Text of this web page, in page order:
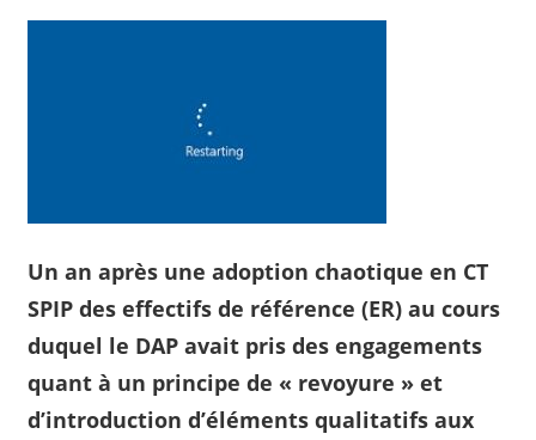
Un an après une adoption chaotique en CT
SPIP des effectifs de référence (ER) au cours
duquel le DAP avait pris des engagements
quant à un principe de « revoyure » et
d’introduction d’éléments qualitatifs aux